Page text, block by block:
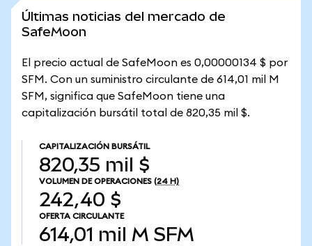
Últimas noticias del mercado de
SafeMoon
El precio actual de SafeMoon es 0,00000134 $ por
SFM. Con un suministro circulante de 614,01 mil M
SFM, significa que SafeMoon tiene una
capitalización bursátil total de 820,35 mil $.
CAPITALIZACIÓN BURSÁTIL
820,35 mil $
VOLUMEN DE OPERACIONES (24 H)
242,40 $
OFERTA CIRCULANTE
614,01 mil M SFM